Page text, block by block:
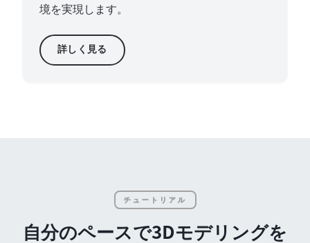
境を実現します。
詳しく見る
チュートリアル
自分のペースで3Dモデリングを